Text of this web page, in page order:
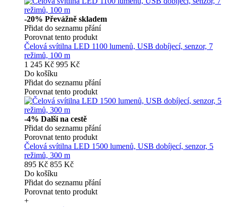
-20% Převážně skladem
Přidat do seznamu přání
Porovnat tento produkt
Čelová svítilna LED 1100 lumenů, USB dobíjecí, senzor, 7
režimů, 100 m
1 245 Kč 995 Kč
Do košíku
Přidat do seznamu přání
Porovnat tento produkt
-4% Další na cestě
Přidat do seznamu přání
Porovnat tento produkt
Čelová svítilna LED 1500 lumenů, USB dobíjecí, senzor, 5
režimů, 300 m
895 Kč 855 Kč
Do košíku
Přidat do seznamu přání
Porovnat tento produkt
+